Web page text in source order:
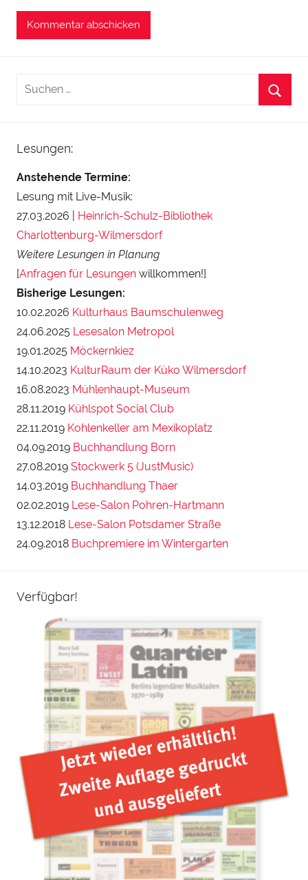
Lesungen:
Anstehende Termine:
Lesung mit Live-Musik:
27.03.2026 | Heinrich-Schulz-Bibliothek
Charlottenburg-Wilmersdorf
Weitere Lesungen in Planung
[Anfragen für Lesungen willkommen!]
Bisherige Lesungen:
10.02.2026 Kulturhaus Baumschulenweg
24.06.2025 Lesesalon Metropol
19.01.2025 Möckernkiez
14.10.2023 KulturRaum der Küko Wilmersdorf
16.08.2023 Mühlenhaupt-Museum
28.11.2019 Kühlspot Social Club
22.11.2019 Kohlenkeller am Mexikoplatz
04.09.2019 Buchhandlung Born
27.08.2019 Stockwerk 5 (JustMusic)
14.03.2019 Buchhandlung Thaer
02.02.2019 Lese-Salon Pohren-Hartmann
13.12.2018 Lese-Salon Potsdamer Straße
24.09.2018 Buchpremiere im Wintergarten
Verfügbar!